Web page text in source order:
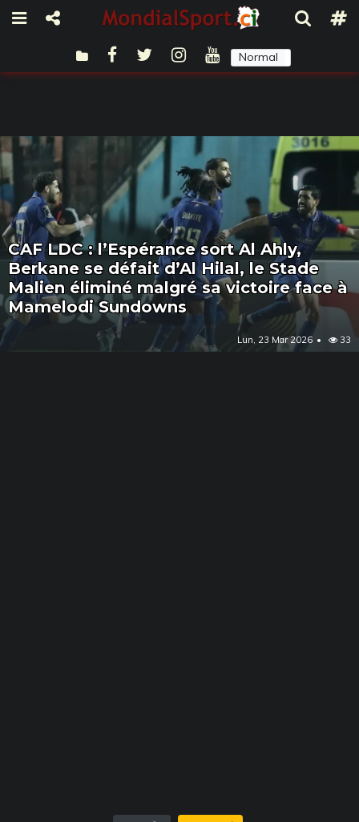
Normal
CAF LDC : l’Espérance sort Al Ahly,
Berkane se défait d’Al Hilal, le Stade
Malien éliminé malgré sa victoire face à
Mamelodi Sundowns
Lun, 23 Mar 2026 33